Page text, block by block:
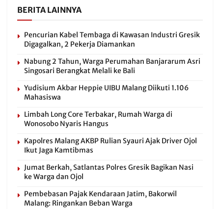
BERITA LAINNYA
Pencurian Kabel Tembaga di Kawasan Industri Gresik
Digagalkan, 2 Pekerja Diamankan
Nabung 2 Tahun, Warga Perumahan Banjararum Asri
Singosari Berangkat Melali ke Bali
Yudisium Akbar Heppie UIBU Malang Diikuti 1.106
Mahasiswa
Limbah Long Core Terbakar, Rumah Warga di
Wonosobo Nyaris Hangus
Kapolres Malang AKBP Rulian Syauri Ajak Driver Ojol
Ikut Jaga Kamtibmas
Jumat Berkah, Satlantas Polres Gresik Bagikan Nasi
ke Warga dan Ojol
Pembebasan Pajak Kendaraan Jatim, Bakorwil
Malang: Ringankan Beban Warga